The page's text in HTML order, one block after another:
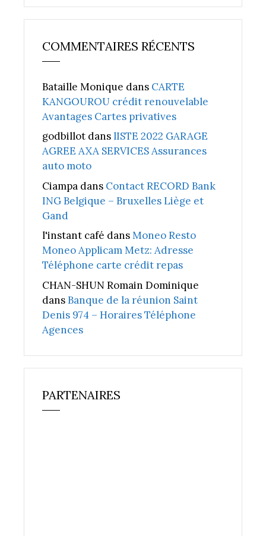
COMMENTAIRES RÉCENTS
Bataille Monique dans CARTE
KANGOUROU crédit renouvelable
Avantages Cartes privatives
godbillot danslISTE 2022 GARAGE
AGREE AXA SERVICES Assurances
auto moto
Ciampa dans Contact RECORD Bank
ING Belgique – Bruxelles Liège et
Gand
l'instant café dansMoneo Resto
Moneo Applicam Metz: Adresse
Téléphone carte crédit repas
CHAN-SHUN Romain Dominique
dansBanque de la réunion Saint
Denis 974 – Horaires Téléphone
Agences
PARTENAIRES